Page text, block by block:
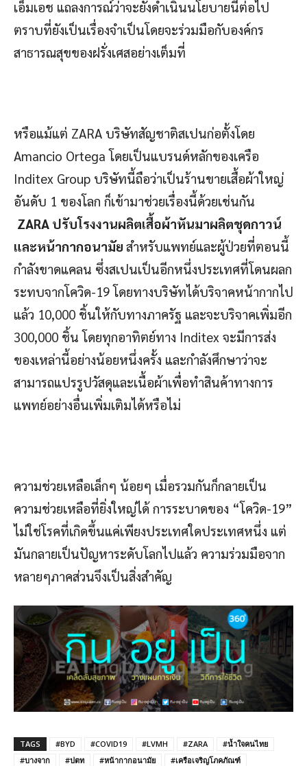
เอ็มเอช แถลงการณ์ว่าจะยังดำเนินนโยบายนี้ต่อไป
ตราบที่ยังเป็นเรื่องจำเป็นโดยจะร่วมมือกับองค์กร
สาธารณสุขของฝรั่งเศสอย่างเต็มที่
หรือแม้แต่ ZARA บริษัทสัญชาติสเปนก่อตั้งโดย
Amancio Ortega โดยเป็นแบรนด์หลักของเครือ
Inditex Group บริษัทนี้ถือว่าเป็นร้านขายเสื้อผ้าใหญ่
อันดับ 1 ของโลก ก็เข้ามาช่วยเรื่องนี้ด้วยเช่นกัน
ZARA ปรับโรงงานผลิตเสื้อผ้าหันมาผลิตชุดกาวน์
และหน้ากากอนามัย สำหรับแพทย์และผู้ป่วยที่ตอนนี้
กำลังขาดแคลน ซึ่งสเปนเป็นอีกหนึ่งประเทศที่โดนผลก
ระทบจากโควิด-19 โดยทางบริษัทได้บริจาคหน้ากากไป
แล้ว 10,000 ชิ้นให้กับทางภาครัฐ และจะบริจาคเพิ่มอีก
300,000 ชิ้น โดยทุกอาทิตย์ทาง Inditex จะมีการส่ง
ของเหล่านี้อย่างน้อยหนึ่งครั้ง และกำลังศึกษาว่าจะ
สามารถแปรรูปวัสดุและเนื้อผ้าเพื่อทำสินค้าทางการ
แพทย์อย่างอื่นเพิ่มเติมได้หรือไม่
ความช่วยเหลือเล็กๆ น้อยๆ เมื่อรวมกันก็กลายเป็น
ความช่วยเหลือที่ยิ่งใหญ่ได้ การระบาดของ “โควิด-19”
ไม่ใช่โรคที่เกิดขึ้นแค่เพียงประเทศใดประเทศหนึ่ง แต่
มันกลายเป็นปัญหาระดับโลกไปแล้ว ความร่วมมือจาก
หลายๆภาคส่วนจึงเป็นสิ่งสำคัญ
TAGS #BYD #COVID19 #LVMH #ZARA
#น้ำใจคนไทย
#บางจาก
#ปตท #หน้ากากอนามัย
#เครือเจริญโภคภัณฑ์